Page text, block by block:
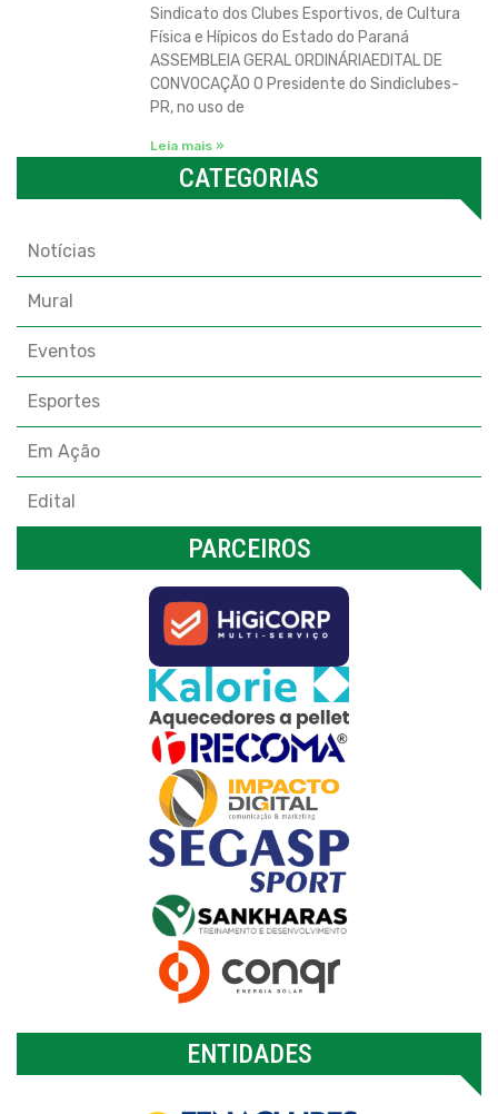
Sindicato dos Clubes Esportivos, de Cultura
Física e Hípicos do Estado do Paraná
ASSEMBLEIA GERAL ORDINÁRIAEDITAL DE
CONVOCAÇÃO O Presidente do Sindiclubes-
PR, no uso de
Leia mais »
CATEGORIAS
Notícias
Mural
Eventos
Esportes
Em Ação
Edital
PARCEIROS
ENTIDADES